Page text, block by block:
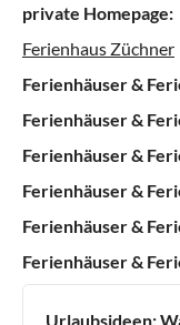
private Homepage:
Ferienhaus Züchner
Ferienhäuser &
Ferienhäuser &
Ferienhäuser &
Ferienhäuser &
Ferienhäuser &
Ferienhäuser &
Urlaubsideen: